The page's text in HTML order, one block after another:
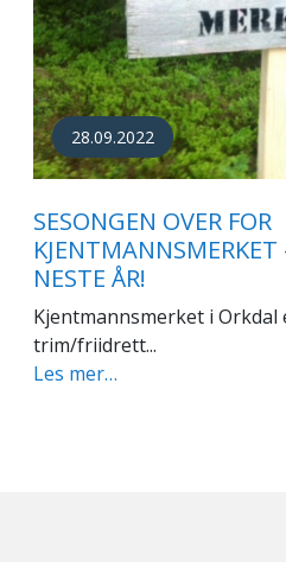
28.09.2022
SESONGEN OVER FOR
NESTE ÅR!
Kjentmannsmerket i
trim/friidrett...
Les mer…